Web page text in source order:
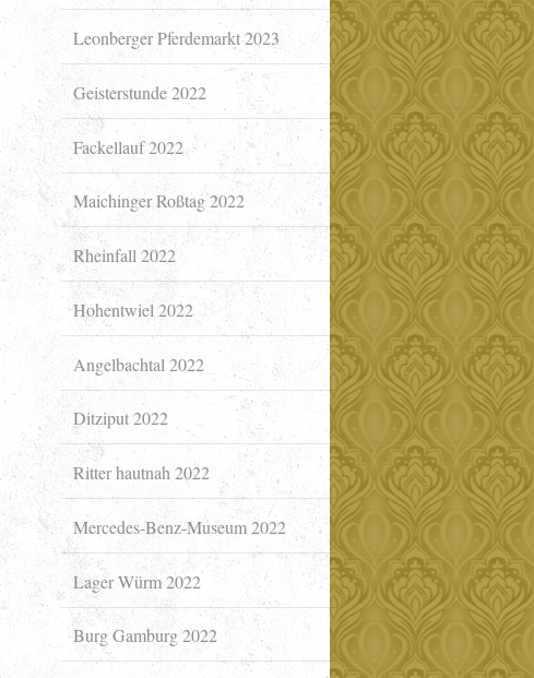
Leonberger Pferdemarkt 2023
Geisterstunde 2022
Fackellauf 2022
Maichinger Roßtag 2022
Rheinfall 2022
Hohentwiel 2022
Angelbachtal 2022
Ditziput 2022
Ritter hautnah 2022
Mercedes-Benz-Museum 2022
Lager Würm 2022
Burg Gamburg 2022